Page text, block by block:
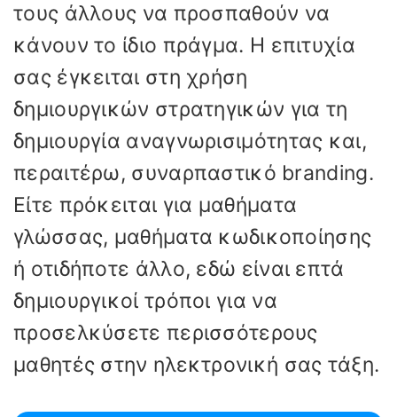
τους άλλους να προσπαθούν να
κάνουν το ίδιο πράγμα. Η επιτυχία
σας έγκειται στη χρήση
δημιουργικών στρατηγικών για τη
δημιουργία αναγνωρισιμότητας και,
περαιτέρω, συναρπαστικό branding.
Είτε πρόκειται για μαθήματα
γλώσσας, μαθήματα κωδικοποίησης
ή οτιδήποτε άλλο, εδώ είναι επτά
δημιουργικοί τρόποι για να
προσελκύσετε περισσότερους
μαθητές στην ηλεκτρονική σας τάξη.